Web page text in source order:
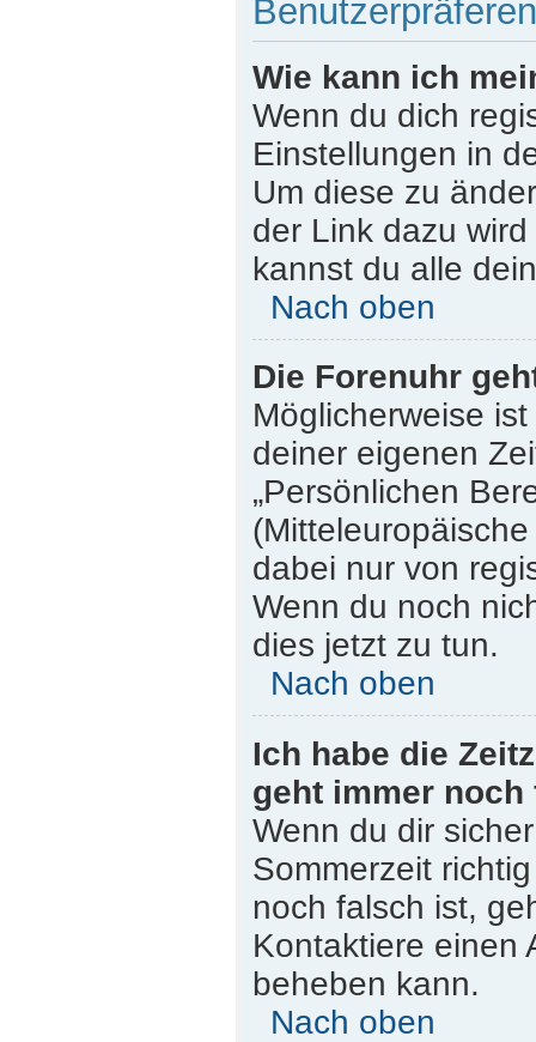
Wie kann ich
Wenn du dich
Einstellungen in
Um diese zu
der Link dazu
kannst du alle
Nach oben
Die Forenuhr
Möglicherweise
deiner eigenen
„Persönlichen
dabei nur von
Wenn du noch
dies jetzt zu tun.
Nach oben
Ich habe die
geht immer noch
Wenn du dir
Sommerzeit
noch falsch ist,
Kontaktiere einen
beheben kann.
Nach oben